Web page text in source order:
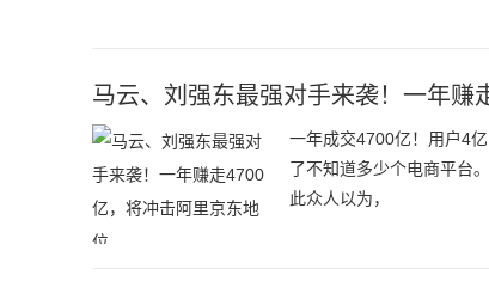
马云、刘强东最强对手来袭！一年赚
一年成交4700亿！用户4
了不知道多少个电商平台
此众人以为，